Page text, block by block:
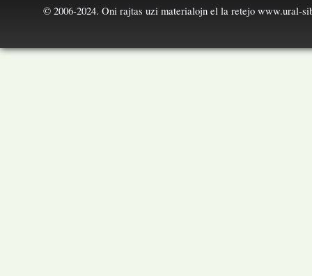
© 2006-2024. Oni rajtas uzi materialojn el la retejo www.ural-